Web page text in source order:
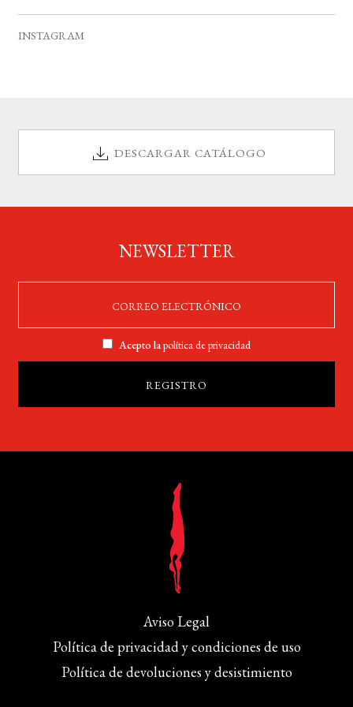
e
INSTAGRAM
DESCARGAR CATÁLOGO
NEWSLETTER
Acepto lapolítica de privacidad
Aviso Legal
Política de privacidad y condiciones de uso
Política de devoluciones y desistimiento